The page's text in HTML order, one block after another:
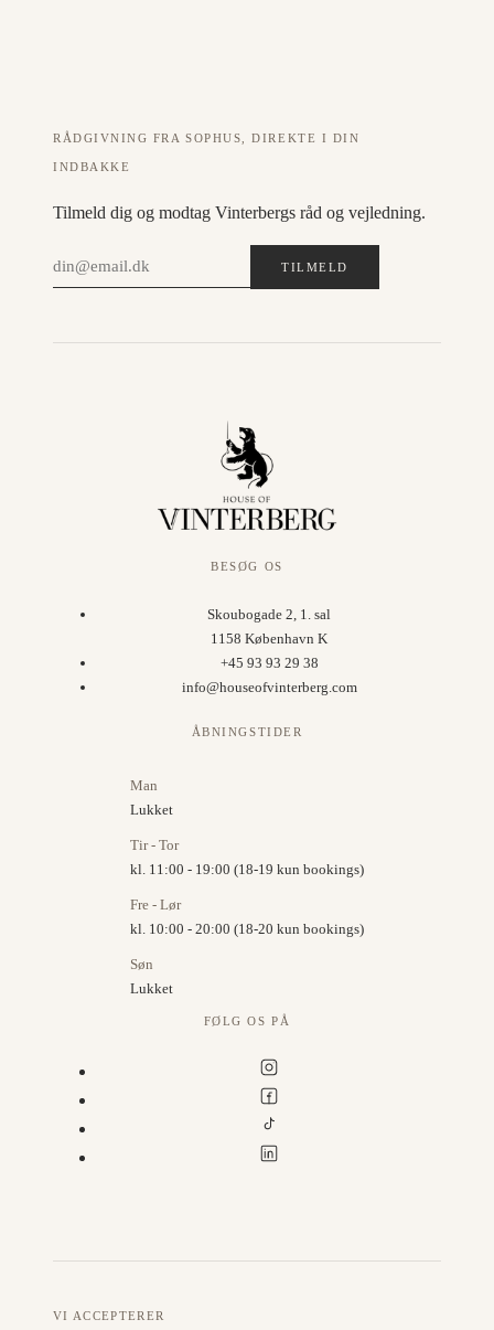
RÅDGIVNING FRA SOPHUS, DIREKTE I DIN
INDBAKKE
Tilmeld dig og modtag Vinterbergs råd og vejledning.
TILMELD
BESØG OS
Skoubogade 2, 1. sal
1158 København K
+45 93 93 29 38
info@houseofvinterberg.com
ÅBNINGSTIDER
Man
Lukket
Tir - Tor
kl. 11:00 - 19:00 (18-19 kun bookings)
Fre - Lør
kl. 10:00 - 20:00 (18-20 kun bookings)
Søn
Lukket
FØLG OS PÅ
VI ACCEPTERER